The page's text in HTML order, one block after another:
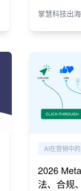
掌慧科技出
AI在营销中
2026
法、合规